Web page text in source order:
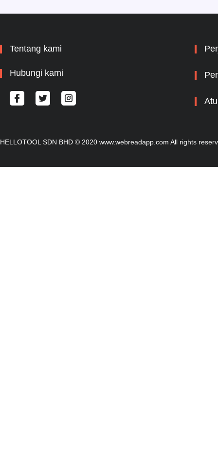
Tentang kami
Hubungi kami
HELLOTOOL SDN BHD © 2020 www.webreadapp.com All rights